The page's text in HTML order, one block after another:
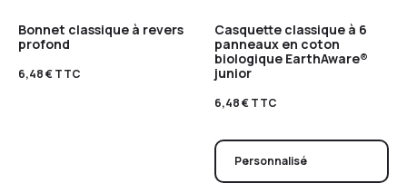
Bonnet classique à revers
profond
6,48€TTC
Casquette classique à 6
panneaux en coton
biologique EarthAware®
junior
6,48€TTC
Personnalisé